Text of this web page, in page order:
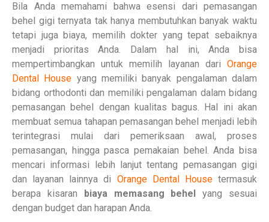
Bila Anda memahami bahwa esensi dari pemasangan
behel gigi ternyata tak hanya membutuhkan banyak waktu
tetapi juga biaya, memilih dokter yang tepat sebaiknya
menjadi prioritas Anda. Dalam hal ini, Anda bisa
mempertimbangkan untuk memilih layanan dari Orange
Dental House yang memiliki banyak pengalaman dalam
bidang orthodonti dan memiliki pengalaman dalam bidang
pemasangan behel dengan kualitas bagus. Hal ini akan
membuat semua tahapan pemasangan behel menjadi lebih
terintegrasi mulai dari pemeriksaan awal, proses
pemasangan, hingga pasca pemakaian behel. Anda bisa
mencari informasi lebih lanjut tentang pemasangan gigi
dan layanan lainnya di Orange Dental Housetermasuk
berapa kisaran
biaya memasang behel
yang sesuai
dengan budget dan harapan Anda.